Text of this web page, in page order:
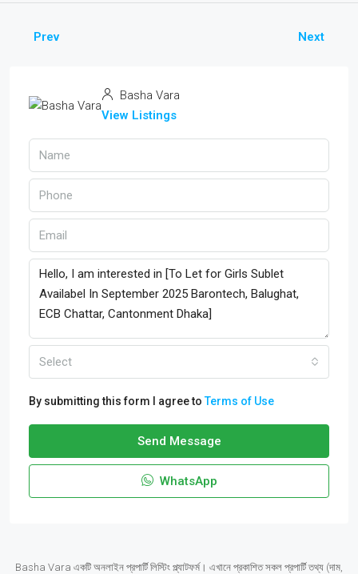
Prev Next
Basha Vara
View Listings
Select
By submitting this form I agree toTerms of Use
Send Message
WhatsApp
Basha Vara একটি অনলাইন প্রপার্টি লিস্টিং প্ল্যাটফর্ম। এখানে প্রকাশিত সকল প্রপার্টি তথ্য (দাম,